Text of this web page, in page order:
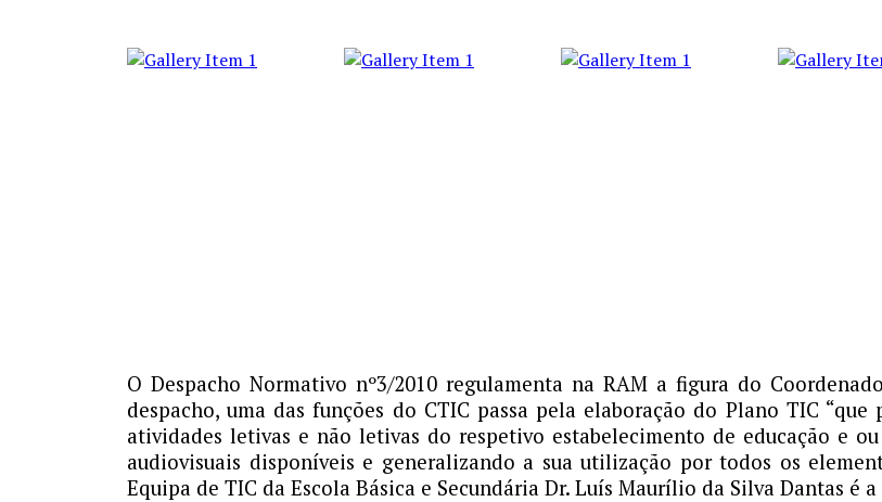
O Despacho Normativo nº3/2010 regulamenta na RAM a figura do
despacho, uma das funções do CTIC passa pela elaboração do Plano TIC
atividades letivas e não letivas do respetivo estabelecimento de educação e
audiovisuais disponíveis e generalizando a sua utilização por todos os
Equipa de TIC da Escola Básica e Secundária Dr. Luí­s Maurí­lio da Silva Dantas é